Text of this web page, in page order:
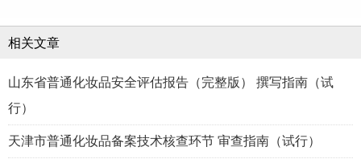
相关文章
山东省普通化妆品安全评估报告（完整版） 撰写指南（试
行）
天津市普通化妆品备案技术核查环节 审查指南（试行）